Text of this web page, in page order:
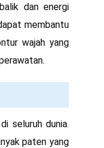
dan energi
membantu
wajah yang
seluruh dunia.
paten yang